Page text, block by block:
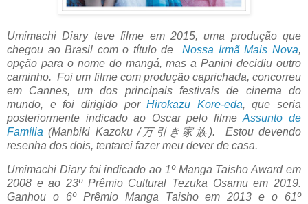
Umimachi Diary teve filme em 2015, uma produção que
chegou ao Brasil com o título de
Nossa Irmã Mais Nova,
opção para o nome do mangá, mas a Panini decidiu outro
caminho. Foi um filme com produção caprichada, concorreu
em Cannes, um dos principais festivais de cinema do
mundo, e foi dirigido porHirokazu Kore-eda, que seria
posteriormente indicado ao Oscar pelo filmeAssunto de
Família (Manbiki Kazoku /万引き家族). Estou devendo
resenha dos dois, tentarei fazer meu dever de casa.
Umimachi Diary foi indicado ao 1º Manga Taisho Award em
2008 e ao 23º Prêmio Cultural Tezuka Osamu em 2019.
Ganhou o 6º Prêmio Manga Taisho em 2013 e o 61º